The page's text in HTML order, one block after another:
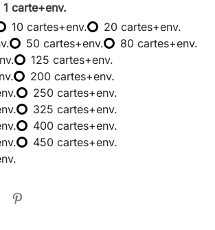
1 carte+env.
10 cartes+env.
20 cartes+env.
50 cartes+env.
80 cartes+env.
125 cartes+env.
200 cartes+env.
250 cartes+env.
325 cartes+env.
400 cartes+env.
450 cartes+env.